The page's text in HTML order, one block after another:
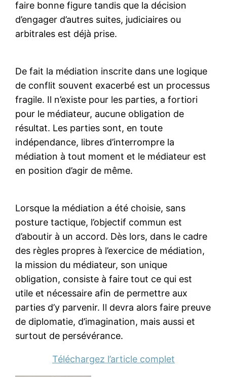
faire bonne figure tandis que la décision
d’engager d’autres suites, judiciaires ou
arbitrales est déjà prise.
De fait la médiation inscrite dans une logique
de conflit souvent exacerbé est un processus
fragile. Il n’existe pour les parties, a fortiori
pour le médiateur, aucune obligation de
résultat. Les parties sont, en toute
indépendance, libres d’interrompre la
médiation à tout moment et le médiateur est
en position d’agir de même.
Lorsque la médiation a été choisie, sans
posture tactique, l’objectif commun est
d’aboutir à un accord. Dès lors, dans le cadre
des règles propres à l’exercice de médiation,
la mission du médiateur, son unique
obligation, consiste à faire tout ce qui est
utile et nécessaire afin de permettre aux
parties d’y parvenir. Il devra alors faire preuve
de diplomatie, d’imagination, mais aussi et
surtout de persévérance.
Téléchargez l’article complet